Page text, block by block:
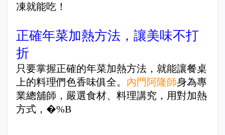
凍就能吃！
正確年菜加熱方法，讓美味不打
折
只要掌握正確的年菜加熱方法，就能讓餐桌
上的料理們色香味俱全。 內門阿隆師身為專
業總舖師，嚴選食材、料理講究，用對加熱
方式，�%B